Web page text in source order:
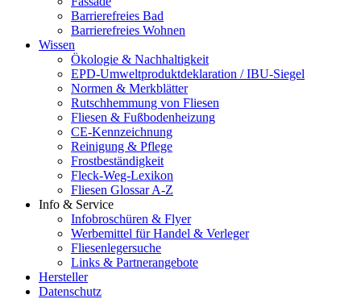
Barrierefreies Bad
Barrierefreies Wohnen
Wissen
Ökologie & Nachhaltigkeit
EPD-Umweltproduktdeklaration / IBU-Siegel
Normen & Merkblätter
Rutschhemmung von Fliesen
Fliesen & Fußbodenheizung
CE-Kennzeichnung
Reinigung & Pflege
Frostbeständigkeit
Fleck-Weg-Lexikon
Fliesen Glossar A-Z
Info & Service
Infobroschüren & Flyer
Werbemittel für Handel & Verleger
Fliesenlegersuche
Links & Partnerangebote
Hersteller
Datenschutz